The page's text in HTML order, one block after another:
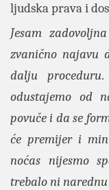
ljudska prava i
Jesam
zvanično najavu
dalju proceduru.
odustajemo od
povuče i da se
će premijer i
noćas nijesmo
trebalo ni